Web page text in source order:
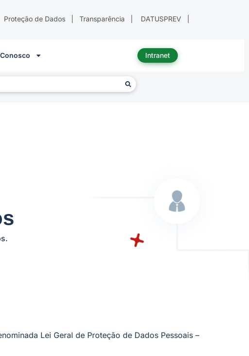
Proteção de Dados Transparência DATUSPREV
Intranet
Lei Geral de Proteção de Dados Pessoais –